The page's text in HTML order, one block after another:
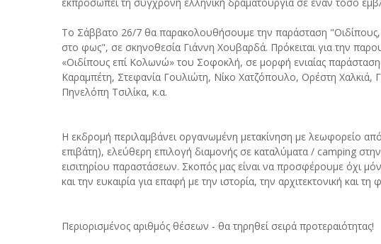
Το Σάββατο 26/7 θα παρακολουθήσουμε την παράσταση "Οιδίπους,
στο φως", σε σκηνοθεσία Γιάννη Χουβαρδά. Πρόκειται για την
«Οιδίπους επί Κολωνώ» του Σοφοκλή, σε μορφή ενιαίας
Καραμπέτη, Στεφανία Γουλιώτη, Νίκο Χατζόπουλο, Ορέστη Χαλκιά,
Πηνελόπη Τσιλίκα, κ.α.
Η εκδρομή περιλαμβάνει οργανωμένη μετακίνηση με λεωφορείο
επιβάτη), ελεύθερη επιλογή διαμονής σε καταλύματα / camping
εισιτηρίου παραστάσεων. Σκοπός μας είναι να προσφέρουμε όχι
και την ευκαιρία για επαφή με την ιστορία, την αρχιτεκτονική και
Περιορισμένος αριθμός θέσεων - θα τηρηθεί σειρά προτεραιότητας!